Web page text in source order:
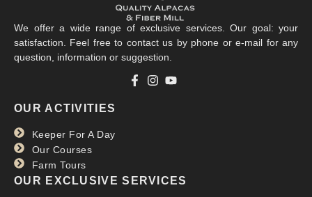
We offer a wide range of exclusive services. Our goal: your
satisfaction. Feel free to contact us by phone or e-mail for any
question, information or suggestion.
OUR ACTIVITIES
Keeper For A Day
Our Courses
Farm Tours
OUR EXCLUSIVE SERVICES